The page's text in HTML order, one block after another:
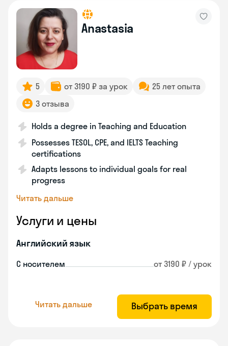
Anastasia
5 от 3190 ₽ за урок
25 лет опыта
3 отзыва
Holds a degree in Teaching and Education
Possesses TESOL, CPE, and IELTS Teaching
certifications
Adapts lessons to individual goals for real
progress
Читать дальше
Услуги и цены
Английский язык
С носителем от 3190 ₽ / урок
Читать дальше Выбрать время